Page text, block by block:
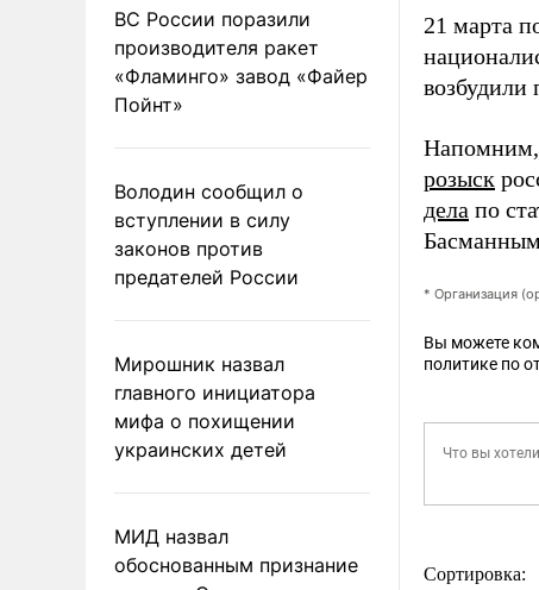
ВС России поразили
производителя ракет
«Фламинго» завод «Файер
Пойнт»
Володин сообщил о
вступлении в силу
законов против
предателей России
Мирошник назвал
главного инициатора
мифа о похищении
украинских детей
МИД назвал
обоснованным признание
21 марта
возбудили
Напомним,
розыск
дела по
* Организация
Вы можете
политике по
Сортировка: